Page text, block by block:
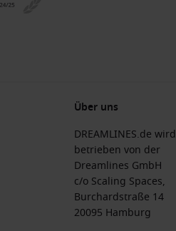
Über uns
DREAMLINES.de wird
betrieben von der
Dreamlines GmbH
c/o Scaling Spaces,
Burchardstraße 14
20095 Hamburg